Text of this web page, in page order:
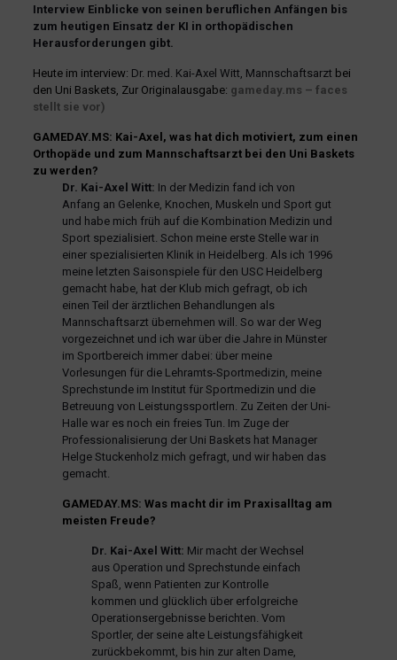
Interview Einblicke von seinen beruflichen Anfängen bis
zum heutigen Einsatz der KI in orthopädischen
Herausforderungen gibt.
Heute im interview: Dr. med. Kai-Axel Witt, Mannschaftsarzt bei
den Uni Baskets, Zur Originalausgabe: gameday.ms – faces
stellt sie vor)
GAMEDAY.MS: Kai-Axel, was hat dich motiviert, zum einen
Orthopäde und zum Mannschaftsarzt bei den Uni Baskets
zu werden?
Dr. Kai-Axel Witt: In der Medizin fand ich von
Anfang an Gelenke, Knochen, Muskeln und Sport gut
und habe mich früh auf die Kombination Medizin und
Sport spezialisiert. Schon meine erste Stelle war in
einer spezialisierten Klinik in Heidelberg. Als ich 1996
meine letzten Saisonspiele für den USC Heidelberg
gemacht habe, hat der Klub mich gefragt, ob ich
einen Teil der ärztlichen Behandlungen als
Mannschaftsarzt übernehmen will. So war der Weg
vorgezeichnet und ich war über die Jahre in Münster
im Sportbereich immer dabei: über meine
Vorlesungen für die Lehramts-Sportmedizin, meine
Sprechstunde im Institut für Sportmedizin und die
Betreuung von Leistungssportlern. Zu Zeiten der Uni-
Halle war es noch ein freies Tun. Im Zuge der
Professionalisierung der Uni Baskets hat Manager
Helge Stuckenholz mich gefragt, und wir haben das
gemacht.
GAMEDAY.MS: Was macht dir im Praxisalltag am
meisten Freude?
Dr. Kai-Axel Witt: Mir macht der Wechsel
aus Operation und Sprechstunde einfach
Spaß, wenn Patienten zur Kontrolle
kommen und glücklich über erfolgreiche
Operationsergebnisse berichten. Vom
Sportler, der seine alte Leistungsfähigkeit
zurückbekommt, bis hin zur alten Dame,